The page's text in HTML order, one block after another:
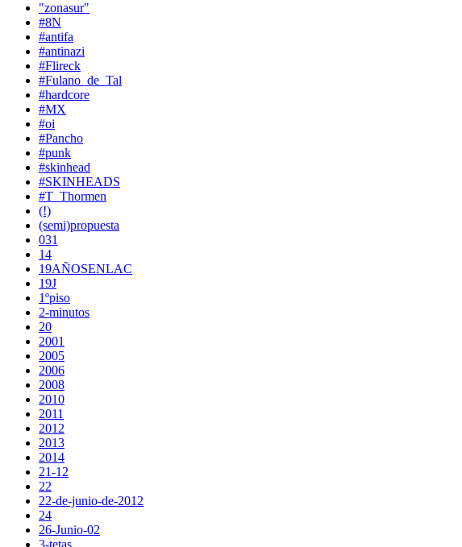
"zonasur"
#8N
#antifa
#antinazi
#Flireck
#Fulano_de_Tal
#hardcore
#MX
#oi
#Pancho
#punk
#skinhead
#SKINHEADS
#T_Thormen
(!)
(semi)propuesta
031
14
19AÑOSENLAC
19J
1ºpiso
2-minutos
20
2001
2005
2006
2008
2010
2011
2012
2013
2014
21-12
22
22-de-junio-de-2012
24
26-Junio-02